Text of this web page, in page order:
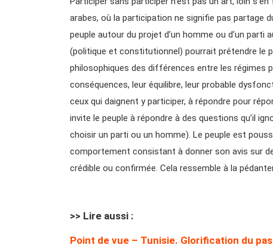
arabes, où la participation ne signifie pas partage
peuple autour du projet d’un homme ou d’un
(politique et constitutionnel) pourrait prétendre le
philosophiques des différences entre les régimes
conséquences, leur équilibre, leur probable
ceux qui daignent y participer, à répondre pour
invite le peuple à répondre à des questions qu’il
choisir un parti ou un homme). Le peuple est
comportement consistant à donner son avis sur
crédible ou confirmée. Cela ressemble à la
>> Lire aussi :
Point de vue – Tunisie. Glorification du